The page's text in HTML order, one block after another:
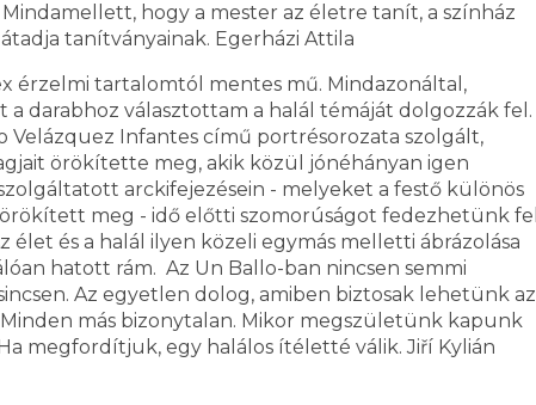
hogy a mester az életre tanít, a színház
tanítványainak. Egerházi Attila
érzelmi tartalomtól mentes mű. Mindazonáltal,
darabhoz választottam a halál témáját dolgozzák fel.
Velázquez Infantes című portrésorozata szolgált,
örökítette meg, akik közül jónéhányan igen
arckifejezésein - melyeket a festő különös
meg - idő előtti szomorúságot fedezhetünk fel
és a halál ilyen közeli egymás melletti ábrázolása
hatott rám. Az Un Ballo-ban nincsen semmi
Az egyetlen dolog, amiben biztosak lehetünk az
más bizonytalan. Mikor megszületünk kapunk
megfordítjuk, egy halálos ítéletté válik. Jiří Kylián